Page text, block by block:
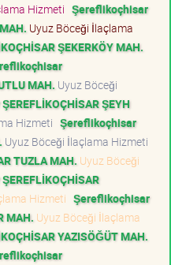
Hizmeti Şereflikoçhisar
Uyuz Böceği İlaçlama
ŞEKERKÖY MAH.
MAH. Uyuz Böceği
ŞEYH
Hizmeti Şereflikoçhisar
Uyuz Böceği İlaçlama Hizmeti
TUZLA MAH. Uyuz Böceği
Hizmeti Şereflikoçhisar
MAH. Uyuz Böceği İlaçlama
YAZISÖĞÜT MAH.